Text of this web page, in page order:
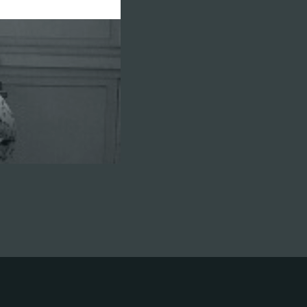
plexiglass
sur